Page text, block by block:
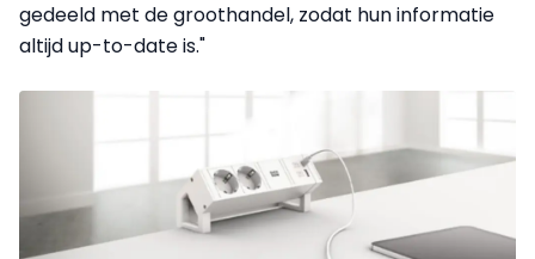
gedeeld met de groothandel, zodat hun informatie
altijd up-to-date is."